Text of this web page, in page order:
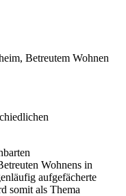
Betreutem Wohnen
Wohnens in
aufgefächerte
somit als Thema